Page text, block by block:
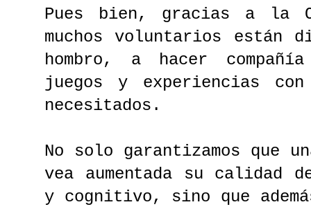
Pues bien, gracias a la
muchos voluntarios están
hombro, a hacer
juegos y experiencias con
necesitados.
No solo garantizamos que
vea aumentada su calidad
y cognitivo, sino que